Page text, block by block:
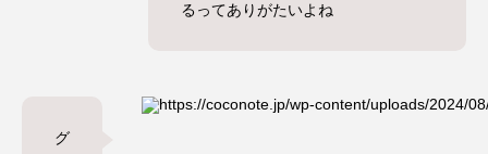
るってありがたいよね
グ